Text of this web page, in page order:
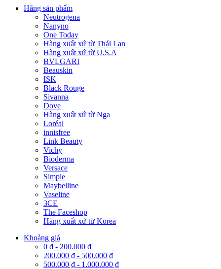
Hãng sản phẩm
Neutrogena
Nanyno
One Today
Hàng xuất xứ từ Thái Lan
Hàng xuất xứ từ U.S.A
BVLGARI
Beauskin
ISK
Black Rouge
Sivanna
Dove
Hàng xuất xứ từ Nga
Loréal
innisfree
Link Beauty
Vichy
Bioderma
Versace
Simple
Maybelline
Vaseline
3CE
The Faceshop
Hàng xuất xứ từ Korea
Khoảng giá
0 ₫ - 200.000 ₫
200.000 ₫ - 500.000 ₫
500.000 ₫ - 1.000.000 ₫